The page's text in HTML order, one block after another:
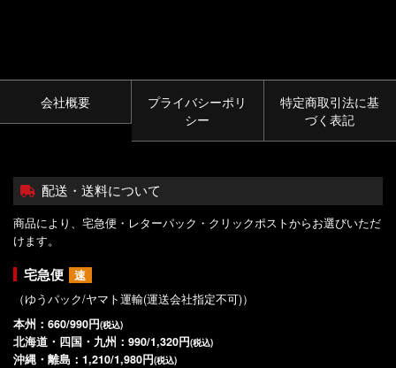
会社概要
プライバシーポリ
シー
特定商取引法に基
づく表記
配送・送料について
商品により、宅急便・レターパック・クリックポストからお選びいただ
けます。
宅急便
速
（ゆうパック/ヤマト運輸(運送会社指定不可)）
本州：660/990円(税込)
北海道・四国・九州：990/1,320円(税込)
沖縄・離島：1,210/1,980円(税込)